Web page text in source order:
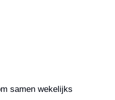
samen wekelijks